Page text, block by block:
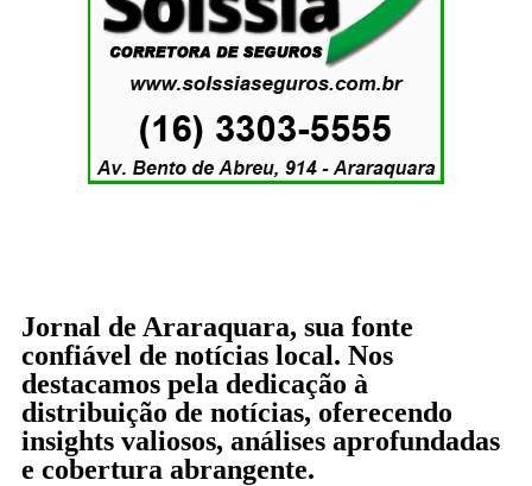
Jornal de Araraquara, sua fonte
confiável de notícias local. Nos
destacamos pela dedicação à
distribuição de notícias, oferecendo
insights valiosos, análises aprofundadas
e cobertura abrangente.